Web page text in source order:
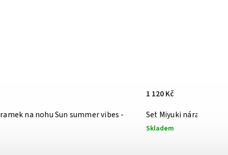
na nohu Sun summer vibes -
Set Miyuki náramků
Skladem
1 120 Kč